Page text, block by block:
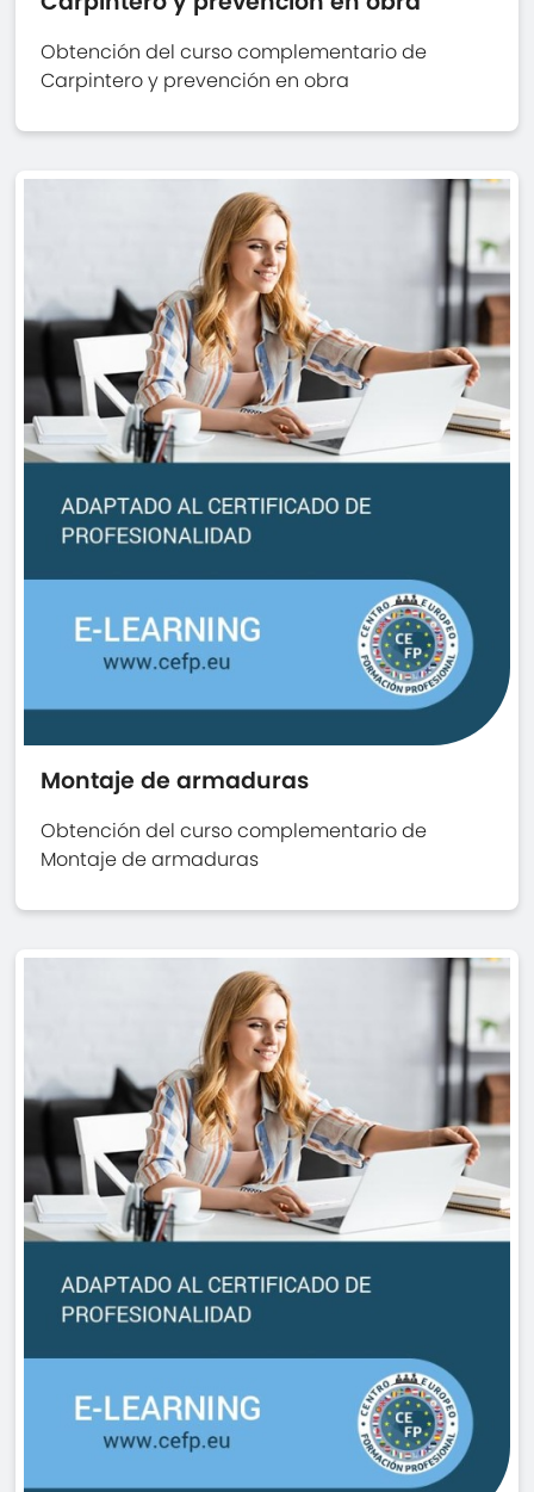
Obtención del curso complementario de
Carpintero y prevención en obra
Montaje de armaduras
Obtención del curso complementario de
Montaje de armaduras